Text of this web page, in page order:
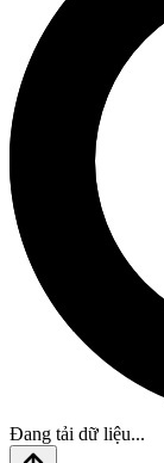
Đang tải dữ liệu...